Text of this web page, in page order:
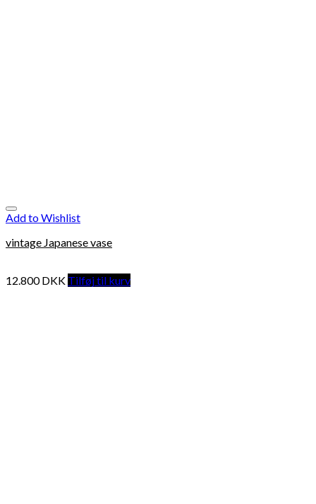
Add to Wishlist
vintage Japanese vase
12.800DKK Tilføj til kurv